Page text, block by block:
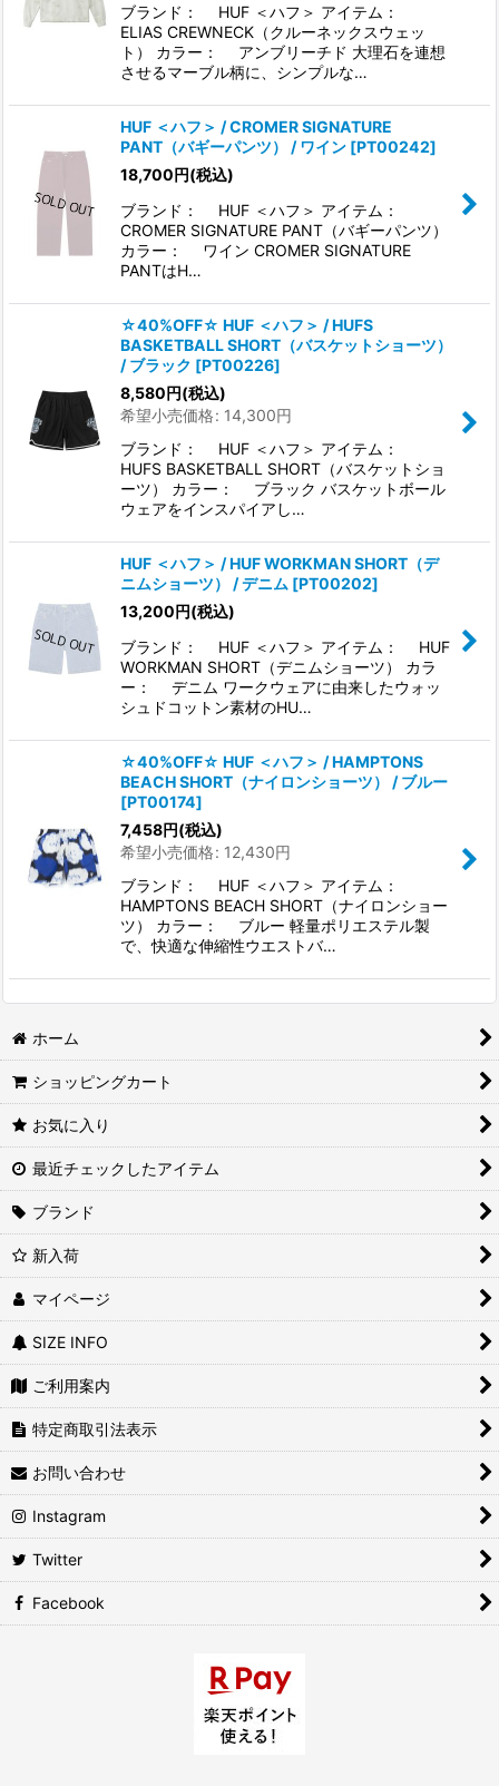
ブランド： HUF ＜ハフ＞ アイテム：
ELIAS CREWNECK（クルーネックスウェッ
ト） カラー： アンブリーチド 大理石を連想
させるマーブル柄に、シンプルな…
HUF ＜ハフ＞ / CROMER SIGNATURE
PANT（バギーパンツ） / ワイン [PT00242]
18,700円(税込)
ブランド： HUF ＜ハフ＞ アイテム：
CROMER SIGNATURE PANT（バギーパンツ）
カラー： ワイン CROMER SIGNATURE
PANTはH…
☆40%OFF☆ HUF ＜ハフ＞ / HUFS
BASKETBALL SHORT（バスケットショーツ）
/ ブラック [PT00226]
8,580円(税込)
希望小売価格: 14,300円
ブランド： HUF ＜ハフ＞ アイテム：
HUFS BASKETBALL SHORT（バスケットショ
ーツ） カラー： ブラック バスケットボール
ウェアをインスパイアし…
HUF ＜ハフ＞ / HUF WORKMAN SHORT（デ
ニムショーツ） / デニム [PT00202]
13,200円(税込)
ブランド： HUF ＜ハフ＞ アイテム： HUF
WORKMAN SHORT（デニムショーツ） カラ
ー： デニム ワークウェアに由来したウォッ
シュドコットン素材のHU…
☆40%OFF☆ HUF ＜ハフ＞ / HAMPTONS
BEACH SHORT（ナイロンショーツ） / ブルー
[PT00174]
7,458円(税込)
希望小売価格: 12,430円
ブランド： HUF ＜ハフ＞ アイテム：
HAMPTONS BEACH SHORT（ナイロンショー
ツ） カラー： ブルー 軽量ポリエステル製
で、快適な伸縮性ウエストバ…
ホーム
ショッピングカート
お気に入り
最近チェックしたアイテム
ブランド
新入荷
マイページ
SIZE INFO
ご利用案内
特定商取引法表示
お問い合わせ
Instagram
Twitter
Facebook